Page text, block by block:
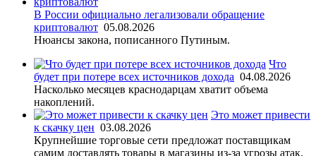
В России официально легализовали обращение
криптовалют 05.08.2026
Нюансы закона, пописанного Путиным.
Что
будет при потере всех источников дохода 04.08.2026
Насколько месяцев краснодарцам хватит объема
накоплений.
Это может привести
к скачку цен 03.08.2026
Крупнейшие торговые сети предложат поставщикам
самим доставлять товары в магазины из-за угрозы атак.